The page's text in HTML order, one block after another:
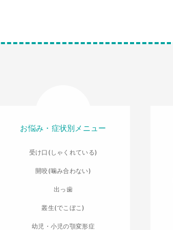
お悩み・症状別メニュー
受け口(しゃくれている)
開咬(噛み合わない)
出っ歯
叢生(でこぼこ)
幼児・小児の顎変形症